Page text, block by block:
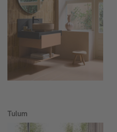
Tulum